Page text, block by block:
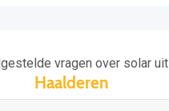
vragen over solar uit
Haalderen